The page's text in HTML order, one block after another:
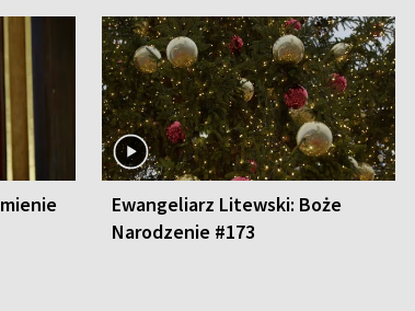
Ewangeliarz Litewski: Boże
Narodzenie #173